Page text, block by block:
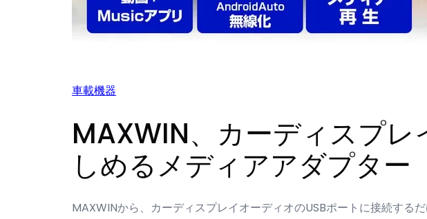
車載機器
MAXWIN、カーディスプ
しめるメディアアダプター
MAXWINから、カーディスプレイオーディオのUSBポートに接続する